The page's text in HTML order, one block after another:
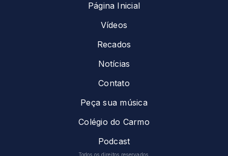
Página Inicial
Vídeos
Recados
Notícias
Contato
Peça sua música
Colégio do Carmo
Podcast
Todos os direitos reservados.